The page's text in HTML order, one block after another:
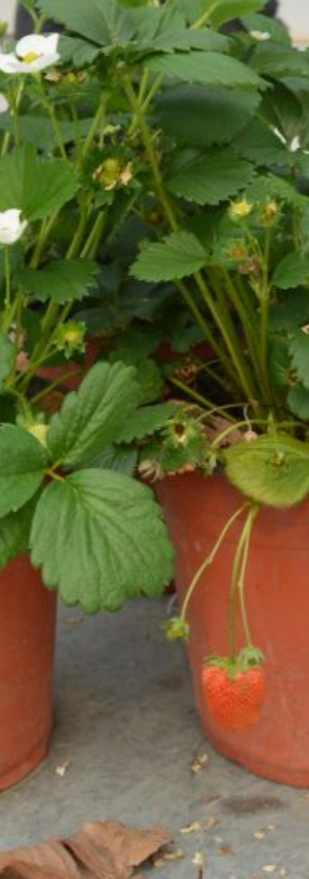
были истощены предыдущими
посадками. Если у вас
ограниченное пространство, это
позволяет эффективно
использовать уже подготовленную
грядку.
Однако есть и риски, особенно
актуальные для Хабаровского
края. Споры грибковых
заболеваний (серая гниль, белая
пятнистость, мучнистая роса и др.)
и яйца вредителей (земляничный
клещ, нематоды) могут оставаться
в глубоких слоях почвы или на
растительных остатках, которые
вы могли не полностью удалить.
Растения выделяют в почву
вещества, которые могут угнетать
рост последующих растений того
же вида. Это называется
почвоутомлением. Клубника
особенно подвержена этому. Даже
при добавлении плодородного
слоя, эти вещества могут
сохраняться и негативно влиять
на развитие новых кустов.
Хотя вы добавляете плодородный
слой, некоторые специфические
микроэлементы, необходимые
клубнике, могли быть сильно
истощены, и их восполнение только
добавлением верхнего слоя может
быть недостаточным.
И еще, если на старой грядке были
многолетние сорняки, их корни
могли остаться, и они быстро
начнут конкурировать с молодыми
кустиками.
В идеале, клубнику на одно и то же
место возвращают не ранее чем
через 3-4 года.
Если вы выкопали клубнику летом,
а сажать будете осенью,
в промежутке посейте сидераты.
Они оздоровят почву, обогатят
ее органикой и подавят рост
Совет, помимо плодородного слоя,
с приятным вкусом
для дальневосточных садов
Еще больше
советов:
Как вам материал?
Огонь!
Супер
1
Удивило
Грустно
Злость